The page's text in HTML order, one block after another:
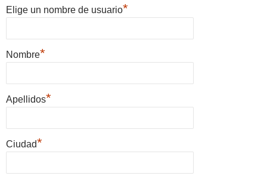
Elige un nombre de usuario*
Nombre*
Apellidos*
Ciudad*